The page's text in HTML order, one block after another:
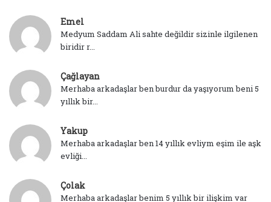
Emel
Medyum Saddam Ali sahte değildir sizinle ilgilenen
biridir r...
Çağlayan
Merhaba arkadaşlar ben burdur da yaşıyorum beni 5
yıllık bir...
Yakup
Merhaba arkadaşlar ben 14 yıllık evliym eşim ile aşk
evliği...
Çolak
Merhaba arkadaşlar benim 5 yıllık bir ilişkim var